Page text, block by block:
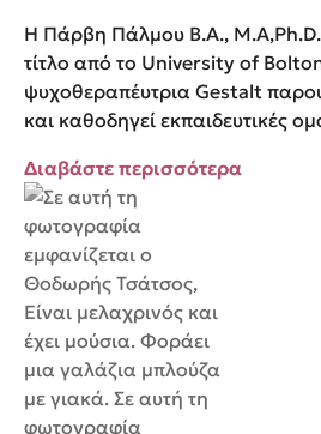
Η Πάρβη Πάλμου B.A., M.A,Ph.D.
τίτλο από το University of
ψυχοθεραπέυτρια Gestalt
και καθοδηγεί εκπαιδευτικές
Διαβάστε περισσότερα